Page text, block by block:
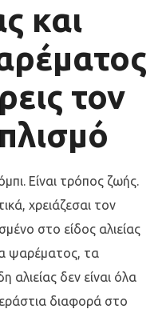
και
τον
Είναι τρόπος ζωής.
χρειάζεσαι τον
στο είδος αλιείας
ψαρέματος, τα
αλιείας δεν είναι όλα
διαφορά στο